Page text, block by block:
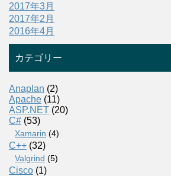
2017年3月
2017年2月
2016年4月
カテゴリー
Anaplan (2)
Apache (11)
ASP.NET (20)
C# (53)
Xamarin (4)
C++ (32)
Valgrind (5)
Cisco (1)